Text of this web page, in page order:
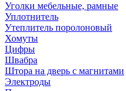
Уголки мебельные, рамные
Уплотнитель
Утеплитель поролоновый
Хомуты
Цифры
Швабра
Штора на дверь с магнитами
Электроды